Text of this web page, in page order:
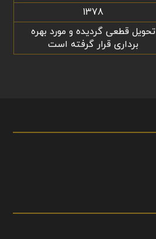
1378
تحویل قطعی گردیده و مورد بهره
برداری قرار گرفته است